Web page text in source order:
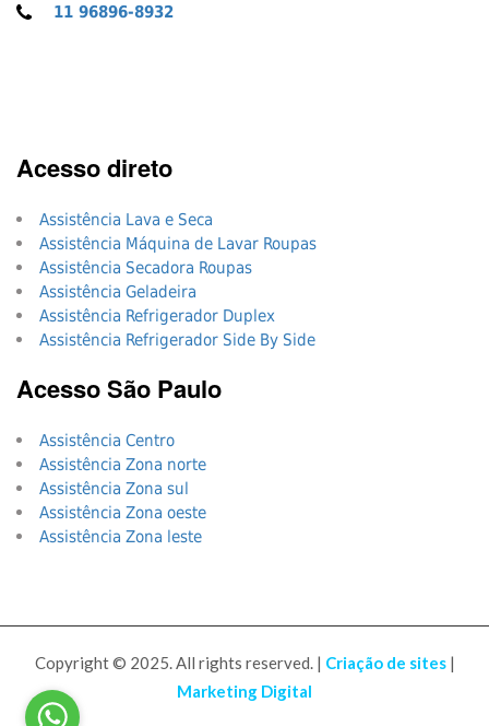
11 96896-8932
Acesso direto
Assistência Lava e Seca
Assistência Máquina de Lavar Roupas
Assistência Secadora Roupas
Assistência Geladeira
Assistência Refrigerador Duplex
Assistência Refrigerador Side By Side
Acesso São Paulo
Assistência Centro
Assistência Zona norte
Assistência Zona sul
Assistência Zona oeste
Assistência Zona leste
Copyright © 2025. All rights reserved. | Criação de sites|
Marketing Digital